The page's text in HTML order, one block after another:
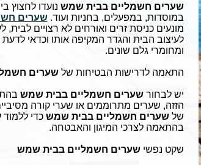
שערים חשמליים בבית שמש נועדו לחצוץ
במוסדות, במפעלים, בחניות ועוד.שערים
מונעים כניסת זרים ואורחים לא רצויים
לעיצוב הבית והגדר המקיפה אותו וכדאי
ומחומרי גלם שונים.
התאמה לדרישות הבטיחות של שערים
יש לבחורשערים חשמליים בבית שמש
הזזה, שערים מתרוממים או שערי קורה
שלשערים חשמליים בבית שמשכדי
בהתאמה לצרכי המיגון והאבטחה.
שקט נפשי שערים חשמליים בבית שמש